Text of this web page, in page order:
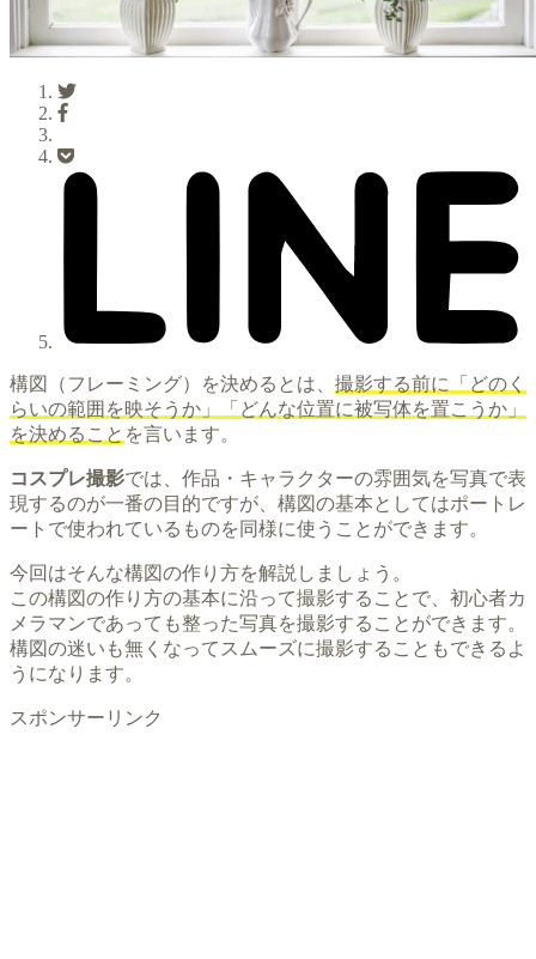
構図（フレーミング）を決めるとは、 撮影する前に「どのく
らいの範囲を映そうか」「どんな位置に被写体を置こうか」
を決めること を言います。
コスプレ撮影では、作品・キャラクターの雰囲気を写真で表
現するのが一番の目的ですが、構図の基本としてはポートレ
ートで使われているものを同様に使うことができます。
今回はそんな構図の作り方を解説しましょう。
この構図の作り方の基本に沿って撮影することで、初心者カ
メラマンであっても整った写真を撮影することができます。
構図の迷いも無くなってスムーズに撮影することもできるよ
うになります。
スポンサーリンク